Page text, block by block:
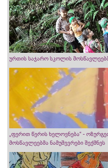
ურთის საჯარო სკოლის
„ფერით წერის ხელოვნება“ -
მოსწავლეებმა ნამუშევრები შექმნეს